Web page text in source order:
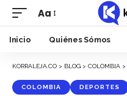
Font
Resizer
Aa
Inicio Quiénes Sómos
KORRALEJA.CO > BLOG > COLOMBIA >
COLOMBIA DEPORTES